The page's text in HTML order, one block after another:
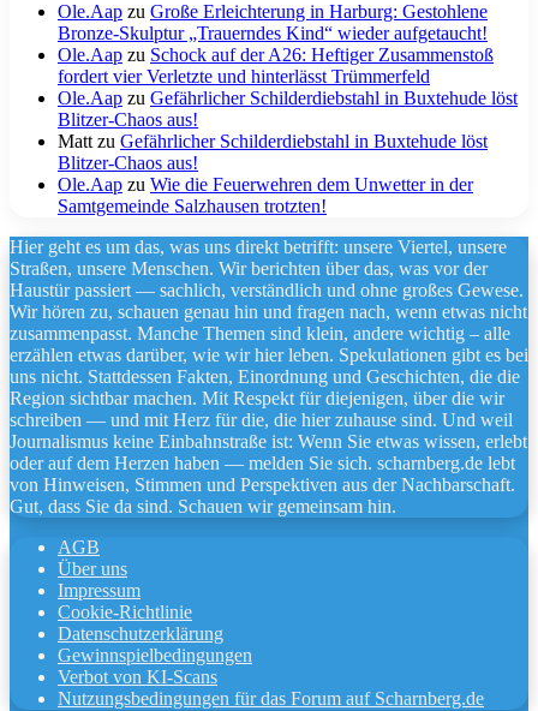
Ole.Aap zu Große Erleichterung in Harburg: Gestohlene
Bronze-Skulptur „Trauerndes Kind“ wieder aufgetaucht!
Ole.Aap zu Schock auf der A26: Heftiger Zusammenstoß
fordert vier Verletzte und hinterlässt Trümmerfeld
Ole.Aap zu Gefährlicher Schilderdiebstahl in Buxtehude löst
Blitzer-Chaos aus!
Matt zu Gefährlicher Schilderdiebstahl in Buxtehude löst
Blitzer-Chaos aus!
Ole.Aap zu Wie die Feuerwehren dem Unwetter in der
Samtgemeinde Salzhausen trotzten!
Hier geht es um das, was uns direkt betrifft: unsere Viertel, unsere
Straßen, unsere Menschen. Wir berichten über das, was vor der
Haustür passiert — sachlich, verständlich und ohne großes Gewese.
Wir hören zu, schauen genau hin und fragen nach, wenn etwas nicht
zusammenpasst. Manche Themen sind klein, andere wichtig – alle
erzählen etwas darüber, wie wir hier leben. Spekulationen gibt es bei
uns nicht. Stattdessen Fakten, Einordnung und Geschichten, die die
Region sichtbar machen. Mit Respekt für diejenigen, über die wir
schreiben — und mit Herz für die, die hier zuhause sind. Und weil
Journalismus keine Einbahnstraße ist: Wenn Sie etwas wissen, erlebt
oder auf dem Herzen haben — melden Sie sich. scharnberg.de lebt
von Hinweisen, Stimmen und Perspektiven aus der Nachbarschaft.
Gut, dass Sie da sind. Schauen wir gemeinsam hin.
AGB
Über uns
Impressum
Cookie-Richtlinie
Datenschutzerklärung
Gewinnspielbedingungen
Verbot von KI-Scans
Nutzungsbedingungen für das Forum auf Scharnberg.de